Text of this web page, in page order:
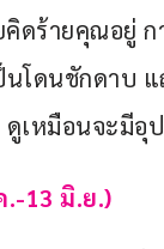
ร้ายคุณอยู่ กา
โดนชักดาบ
เหมือนจะมีอุ
13 มิ.ย.)